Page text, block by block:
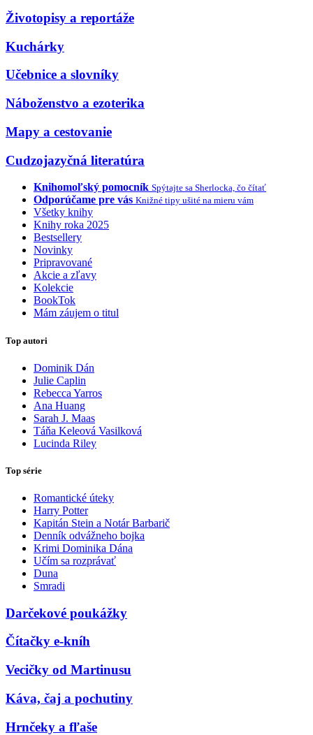
Životopisy a reportáže
Kuchárky
Učebnice a slovníky
Náboženstvo a ezoterika
Mapy a cestovanie
Cudzojazyčná literatúra
Knihomoľský pomocník Spýtajte sa Sherlocka, čo čítať
Odporúčame pre vás Knižné tipy ušité na mieru vám
Všetky knihy
Knihy roka 2025
Bestsellery
Novinky
Pripravované
Akcie a zľavy
Kolekcie
BookTok
Mám záujem o titul
Top autori
Dominik Dán
Julie Caplin
Rebecca Yarros
Ana Huang
Sarah J. Maas
Táňa Keleová Vasilková
Lucinda Riley
Top série
Romantické úteky
Harry Potter
Kapitán Stein a Notár Barbarič
Denník odvážneho bojka
Krimi Dominika Dána
Učím sa rozprávať
Duna
Smradi
Darčekové poukážky
Čítačky e-kníh
Vecičky od Martinusu
Káva, čaj a pochutiny
Hrnčeky a fľaše